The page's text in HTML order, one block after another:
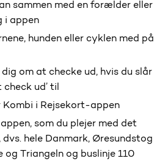
sammen med en forælder eller
i appen
hunden eller cyklen med på
om at checke ud, hvis du slår
ud’ til
Kombi i Rejsekort-appen
som du plejer med det
hele Danmark, Øresundstog
og Triangeln og buslinje 110